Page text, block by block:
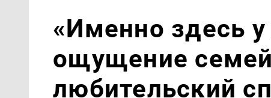
«Именно здесь
ощущение
любительский